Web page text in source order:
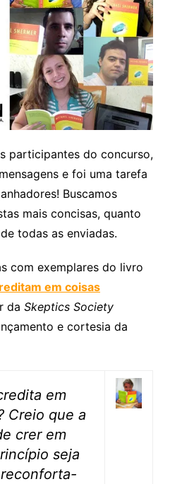
participantes do concurso,
e foi uma tarefa
Buscamos
mais concisas, quanto
todas as enviadas.
com exemplares do livro
em coisas
da Skeptics Society
e cortesia da
em
Creio que a
crer em
seja